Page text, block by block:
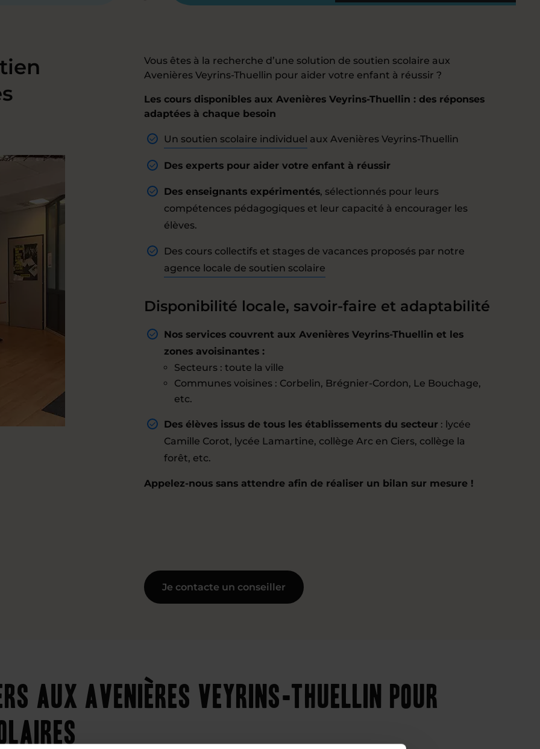
Vous êtes à la recherche d’une solution de soutien scolaire aux
Avenières Veyrins-Thuellin pour aider votre enfant à réussir ?
Les cours disponibles aux Avenières Veyrins-Thuellin : des réponses
adaptées à chaque besoin
Un soutien scolaire individuel aux Avenières Veyrins-Thuellin
Des experts pour aider votre enfant à réussir
Des enseignants expérimentés, sélectionnés pour leurs
compétences pédagogiques et leur capacité à encourager les
élèves.
Des cours collectifs et stages de vacances proposés par notre
agence locale de soutien scolaire
Disponibilité locale, savoir-faire et adaptabilité
Nos services couvrent aux Avenières Veyrins-Thuellin et les
zones avoisinantes :
Secteurs : toute la ville
Communes voisines : Corbelin, Brégnier-Cordon, Le Bouchage,
etc.
Des élèves issus de tous les établissements du secteur : lycée
Camille Corot, lycée Lamartine, collège Arc en Ciers, collège la
forêt, etc.
Appelez-nous sans attendre afin de réaliser un bilan sur mesure !
Je contacte un conseiller
aux Avenières Veyrins-Thuellin pour